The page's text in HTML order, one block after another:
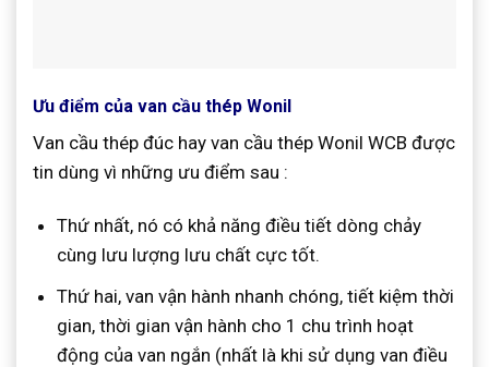
Ưu điểm của van cầu thép Wonil
Van cầu thép đúc hay van cầu thép Wonil WCB được
tin dùng vì những ưu điểm sau :
Thứ nhất, nó có khả năng điều tiết dòng chảy
cùng lưu lượng lưu chất cực tốt.
Thứ hai, van vận hành nhanh chóng, tiết kiệm thời
gian, thời gian vận hành cho 1 chu trình hoạt
động của van ngắn (nhất là khi sử dụng van điều